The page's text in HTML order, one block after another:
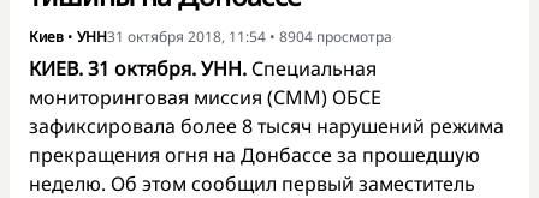
Киев • УНН31 октября 2018, 11:54 • 8904 просмотра
КИЕВ. 31 октября. УНН. Специальная
мониторинговая миссия (СММ) ОБСЕ
зафиксировала более 8 тысяч нарушений режима
прекращения огня на Донбассе за прошедшую
неделю. Об этом сообщил первый заместитель